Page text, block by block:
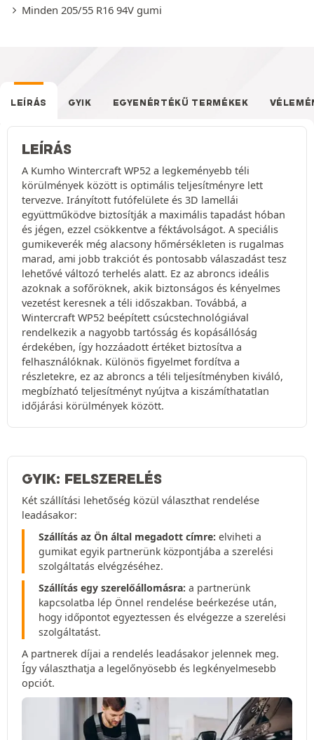
Minden 205/55 R16 94V gumi
LEÍRÁS GYIK EGYENÉRTÉKŰ TERMÉKEK
LEÍRÁS
A Kumho Wintercraft WP52 a legkeményebb téli
körülmények között is optimális teljesítményre lett
tervezve. Irányított futófelülete és 3D lamellái
együttműködve biztosítják a maximális tapadást hóban
és jégen, ezzel csökkentve a féktávolságot. A speciális
gumikeverék még alacsony hőmérsékleten is rugalmas
marad, ami jobb trakciót és pontosabb válaszadást tesz
lehetővé változó terhelés alatt. Ez az abroncs ideális
azoknak a sofőröknek, akik biztonságos és kényelmes
vezetést keresnek a téli időszakban. Továbbá, a
Wintercraft WP52 beépített csúcstechnológiával
rendelkezik a nagyobb tartósság és kopásállóság
érdekében, így hozzáadott értéket biztosítva a
felhasználóknak. Különös figyelmet fordítva a
részletekre, ez az abroncs a téli teljesítményben kiváló,
megbízható teljesítményt nyújtva a kiszámíthatatlan
időjárási körülmények között.
GYIK: FELSZERELÉS
Két szállítási lehetőség közül választhat rendelése
leadásakor:
Szállítás az Ön által megadott címre: elviheti a
gumikat egyik partnerünk központjába a szerelési
szolgáltatás elvégzéséhez.
Szállítás egy szerelőállomásra: a partnerünk
kapcsolatba lép Önnel rendelése beérkezése után,
hogy időpontot egyeztessen és elvégezze a szerelési
szolgáltatást.
A partnerek díjai a rendelés leadásakor jelennek meg.
Így választhatja a legelőnyösebb és legkényelmesebb
opciót.